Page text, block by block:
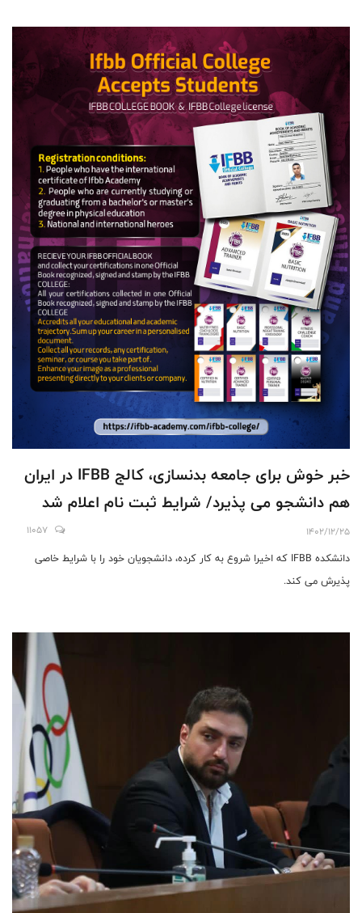
خبر خوش برای جامعه بدنسازی، کالج IFBB در ایران
هم دانشجو می پذیرد/ شرایط ثبت نام اعلام شد
1402/12/25
11057
دانشکده IFBB که اخیرا شروع به کار کرده، دانشجویان خود را با شرایط خاصی
پذیرش می کند.